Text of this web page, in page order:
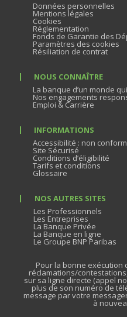
Données personnelles
Mentions légales
Cookies
Réglementation
Fonds de Garantie des
Paramètres des cookies
Résiliation de contrat
NOUS CONNAÎTRE
La banque d’un monde
Nos engagements
Emploi & Carrière
INFORMATIONS
Accessibilité : non
Site Sécurisé
Conditions d’éligibilité
Tarifs et conditions
Glossaire
NOS AUTRES SITES
Les Professionnels
Les Entreprises
La Banque Privée
La Banque en ligne
Le Groupe BNP Paribas
Pour la bonne exécution
réclamations/
sur sa ligne directe (appel
plus de son numéro de
message par votre
à